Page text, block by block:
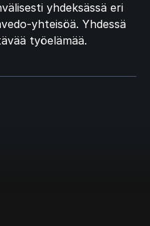
yhdeksässä eri
yhteisöä. Yhdessä
työelämää.